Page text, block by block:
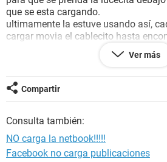
que se esta cargando.
ultimamente la estuve usando así,
cargar movia el cablecito hasta
cargaba perfectamente. pero hoy
usando la bateria (es decir sin
movi el bendito cable hasta que se
del teclado y ahí arranco. pero el
bateria o es un problema interno de la
Ver más
Compartir
Consulta también:
NO carga la netbook!!!!!
Facebook no carga publicaciones